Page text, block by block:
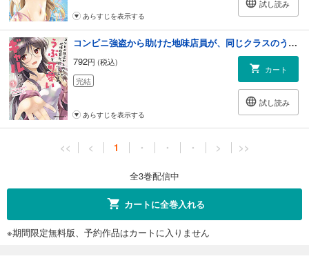
試し読み
あらすじを表示する
コンビニ強盗から助けた地味店員が、同じクラスのうぶで可愛いギャルだった （３）
792円 (税込)
完結
カート
試し読み
あらすじを表示する
<< < 1 ・ ・ ・ > >>
全3巻配信中
カートに全巻入れる
※期間限定無料版、予約作品はカートに入りません